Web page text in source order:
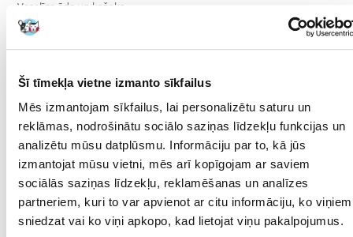
Šī tīmekļa vietne izmanto sīkfailus
Mēs izmantojam sīkfailus, lai personalizētu saturu un
reklāmas, nodrošinātu sociālo saziņas līdzekļu funkcijas un
analizētu mūsu datplūsmu. Informāciju par to, kā jūs
izmantojat mūsu vietni, mēs arī kopīgojam ar saviem
sociālās saziņas līdzekļu, reklamēšanas un analīzes
partneriem, kuri to var apvienot ar citu informāciju, ko viņiem
sniedzat vai ko viņi apkopo, kad lietojat viņu pakalpojumus.
- Veselīga āda un kažoks
- Sirds aizsardzība
- Kaulu un locītavu aizsardzība
Sastāvs:
žāvēti mājputnu olbaltumvielu proteīni, kukurūza, augu olbaltumvielu
izolāts*, dzīvnieku tauki, kvieši, kukurūzas lipeklis, rīsi, dzīvnieku
olbaltumvielu hidrolizāts, augu šķiedrvielas, kviešu milti, cigoriņu
mīkstums, minerālvielas, zivju eļļa, sojas eļļa, fruktooligo-saharīdi,
psīlija sēnalas un sēklas, rauga ekstrakts (mannooligosaharīdu avots),
pelašķu eļļa, vēžveidīgo hidrolizāts (glikozamīna avots), kliņģerīšu
ekstrakts (luteīna avots), skrimšļu hidrolizāts (hondroitīna avots).
Uzturvērtība:
Kopproteīns: 32% - neapstrādātas eļļas un tauki: 18% - Koppelni: 7,6% -